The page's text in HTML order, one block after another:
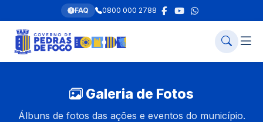
FAQ 0800 000 2788
Galeria de Fotos
Álbuns de fotos das ações e eventos do município.